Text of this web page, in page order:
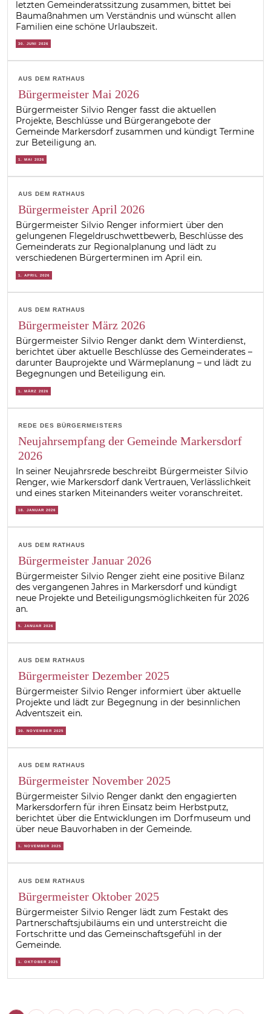
letzten Gemeinderatssitzung zusammen, bittet bei
Baumaßnahmen um Verständnis und wünscht allen
Familien eine schöne Urlaubszeit.
30. JUNI 2026
AUS DEM RATHAUS
Bürgermeister Mai 2026
Bürgermeister Silvio Renger fasst die aktuellen
Projekte, Beschlüsse und Bürgerangebote der
Gemeinde Markersdorf zusammen und kündigt Termine
zur Beteiligung an.
1. MAI 2026
AUS DEM RATHAUS
Bürgermeister April 2026
Bürgermeister Silvio Renger informiert über den
gelungenen Flegeldruschwettbewerb, Beschlüsse des
Gemeinderats zur Regionalplanung und lädt zu
verschiedenen Bürgerterminen im April ein.
1. APRIL 2026
AUS DEM RATHAUS
Bürgermeister März 2026
Bürgermeister Silvio Renger dankt dem Winterdienst,
berichtet über aktuelle Beschlüsse des Gemeinderates –
darunter Bauprojekte und Wärmeplanung – und lädt zu
Begegnungen und Beteiligung ein.
1. MÄRZ 2026
REDE DES BÜRGERMEISTERS
Neujahrsempfang der Gemeinde Markersdorf
2026
In seiner Neujahrsrede beschreibt Bürgermeister Silvio
Renger, wie Markersdorf dank Vertrauen, Verlässlichkeit
und eines starken Miteinanders weiter voranschreitet.
18. JANUAR 2026
AUS DEM RATHAUS
Bürgermeister Januar 2026
Bürgermeister Silvio Renger zieht eine positive Bilanz
des vergangenen Jahres in Markersdorf und kündigt
neue Projekte und Beteiligungsmöglichkeiten für 2026
an.
5. JANUAR 2026
AUS DEM RATHAUS
Bürgermeister Dezember 2025
Bürgermeister Silvio Renger informiert über aktuelle
Projekte und lädt zur Begegnung in der besinnlichen
Adventszeit ein.
30. NOVEMBER 2025
AUS DEM RATHAUS
Bürgermeister November 2025
Bürgermeister Silvio Renger dankt den engagierten
Markersdorfern für ihren Einsatz beim Herbstputz,
berichtet über die Entwicklungen im Dorfmuseum und
über neue Bauvorhaben in der Gemeinde.
1. NOVEMBER 2025
AUS DEM RATHAUS
Bürgermeister Oktober 2025
Bürgermeister Silvio Renger lädt zum Festakt des
Partnerschaftsjubiläums ein und unterstreicht die
Fortschritte und das Gemeinschaftsgefühl in der
Gemeinde.
1. OKTOBER 2025